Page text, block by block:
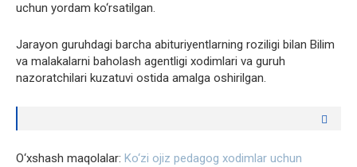
uchun yordam ko‘rsatilgan.
Jarayon guruhdagi barcha abituriyentlarning roziligi bilan Bilim
va malakalarni baholash agentligi xodimlari va guruh
nazoratchilari kuzatuvi ostida amalga oshirilgan.
O‘xshash maqolalar: Ko‘zi ojiz pedagog xodimlar uchun